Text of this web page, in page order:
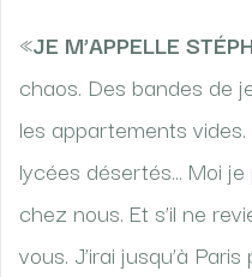
«JE M’APPELLE
chaos. Des bandes de
les appartements
lycées désertés… Moi
chez nous. Et s’il ne
vous. J’irai jusqu’à